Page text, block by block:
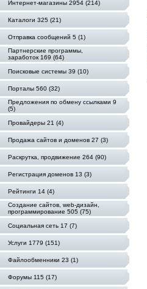
Интернет-магазины 2954 (214)
Каталоги 325 (21)
Отправка сообщений 5 (1)
Партнерские программы,
заработок 169 (64)
Поисковые системы 39 (10)
Порталы 560 (32)
Предложения по обмену ссылками 9
(5)
Провайдеры 21 (4)
Продажа сайтов и доменов 27 (3)
Раскрутка, продвижение 264 (90)
Регистрация доменов 13 (3)
Рейтинги 14 (4)
Создание сайтов, web-дизайн,
программирование 505 (75)
Социальная сеть 17 (7)
Услуги 1779 (151)
Файлообменники 23 (1)
Форумы 115 (17)